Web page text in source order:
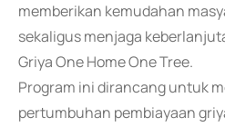
memberikan kemudahan
sekaligus menjaga
Griya One Home One Tree.
Program ini dirancang untuk
pertumbuhan pembiayaan